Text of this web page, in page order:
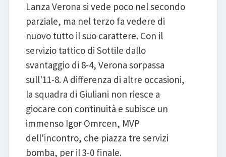
Lanza Verona si vede poco nel secondo
parziale, ma nel terzo fa vedere di
nuovo tutto il suo carattere. Con il
servizio tattico di Sottile dallo
svantaggio di 8-4, Verona sorpassa
sull'11-8. A differenza di altre occasioni,
la squadra di Giuliani non riesce a
giocare con continuità e subisce un
immenso Igor Omrcen, MVP
dell'incontro, che piazza tre servizi
bomba, per il 3-0 finale.